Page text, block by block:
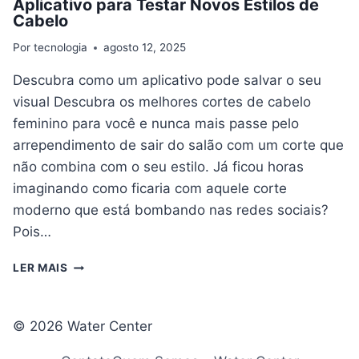
Aplicativo para Testar Novos Estilos de
Cabelo
Por tecnologia agosto 12, 2025
Descubra como um aplicativo pode salvar o seu
visual Descubra os melhores cortes de cabelo
feminino para você e nunca mais passe pelo
arrependimento de sair do salão com um corte que
não combina com o seu estilo. Já ficou horas
imaginando como ficaria com aquele corte
moderno que está bombando nas redes sociais?
Pois…
LER MAIS APLICATIVO
ESTILOS
© 2026 Water Center